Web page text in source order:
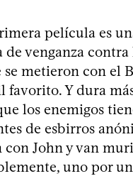
película es
de venganza contra
se metieron con el
favorito. Y dura
los enemigos
de esbirros
con John y van
uno por